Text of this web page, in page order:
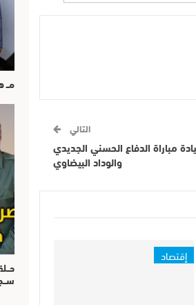
التالي
مباراة الدفاع الحسني الجديدي
والوداد البيضاوي
إقتصاد